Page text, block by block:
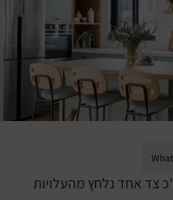
נלחץ מהעלויות